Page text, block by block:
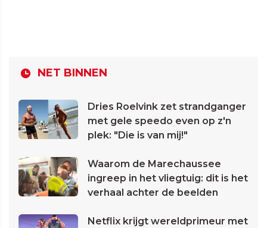
NET BINNEN
Dries Roelvink zet strandganger
met gele speedo even op z'n
plek: "Die is van mij!"
Waarom de Marechaussee
ingreep in het vliegtuig: dit is het
verhaal achter de beelden
Netflix krijgt wereldprimeur met